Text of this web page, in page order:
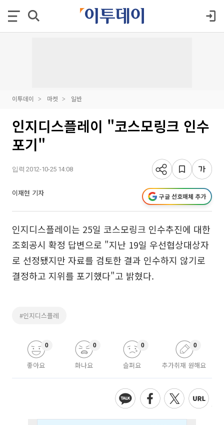
이투데이 마켓 일반
인지디스플레이 "코스모링크 인수
포기"
입력 2012-10-25 14:08
이재현 기자 구글 선호매체 추가
인지디스플레이는 25일 코스모링크 인수추진에 대한
조회공시 확정 답변으로 "지난 19일 우선협상대상자
로 선정됐지만 자료를 검토한 결과 인수하지 않기로
결정하고 지위를 포기했다"고 밝혔다.
#인지디스플레
좋아요
0
화나요
0
슬퍼요
0
추가취재 원해요
0